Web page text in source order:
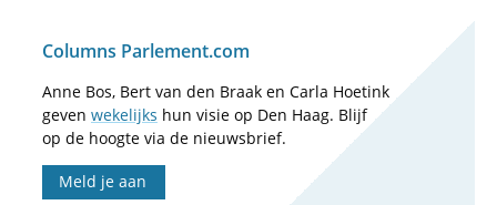
Columns Parlement.com
Anne Bos, Bert van den Braak en Carla Hoetink
geven wekelijks hun visie op Den Haag. Blijf
op de hoogte via de nieuwsbrief.
Meld je aan